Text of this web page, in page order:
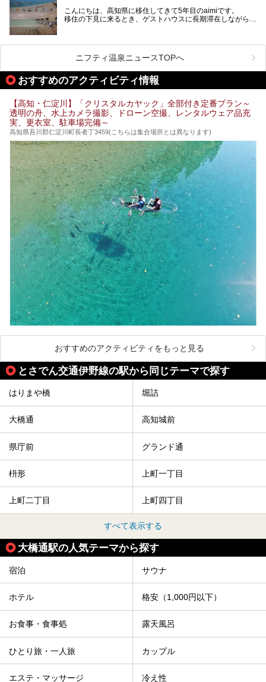
帰り温泉（お風呂）がありません。
中でもライターおすすめの３つの温泉をご紹介します。
などが問題なければ、温泉に入ってから向かうことをオスス
メします。
なぜなら最寄り温泉でも車で４０分、山を降りていかねばな
りませんからね…！！
もしくは、翌日キャンプ帰りに立ち寄るのもおすすめです。
それでは見ていきましょう。
こんにちは、高知県に移住してきて5年目のaimiです。
移住の下見に来るとき、ゲストハウスに長期滞在しながら観
高知市というと、高知県の人口の半分が集まっているにぎや
かなイメージがある方も多いかと思いますが、昔ながらの老
舗銭湯がけっこうな数あるのですよ。
規模は小さいながら、元気に営業中なので観光がてら訪問し
てみてはいかがでしょう？
Kですよ♪
それではチェックしてきましょう♪
ニフティ温泉ニュースTOPへ
おすすめのアクティビティ情報
【高知・仁淀川】「クリスタルカヤック」全部付き定番プラン～
透明の舟、水上カメラ撮影、ドローン空撮、レンタルウェア品充
実、更衣室、駐車場完備～
高知県吾川郡仁淀川町長者丁3459(こちらは集合場所とは異なります)
おすすめのアクティビティをもっと見る
とさでん交通伊野線の駅から同じテーマで探す
はりまや橋 堀詰
大橋通 高知城前
県庁前 グランド通
枡形 上町一丁目
上町二丁目 上町四丁目
すべて表示する
大橋通駅の人気テーマから探す
宿泊 サウナ
ホテル 格安（1,000円以下）
お食事・食事処 露天風呂
ひとり旅・一人旅 カップル
エステ・マッサージ 冷え性